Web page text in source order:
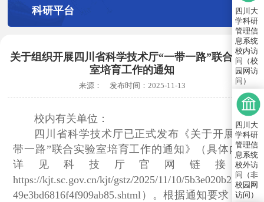
科研平台
关于组织开展四川省科学技术厅“一带一路”联合实验
室培育工作的通知
来源： 发布时间： 2025-11-13
校内有关单位：
四川省科学技术厅已正式发布《关于开展“一
带一路”联合实验室培育工作的通知》（具体内容
详见科技厅官网链接：
https://kjt.sc.gov.cn/kjt/gstz/2025/11/10/5b3e020b2ab0
49e3bd6816f4f909ab85.shtml）。根据通知要求，本
四川大
学科研
管理信
息系统
校内访
问（校
园网访
问）
四川大
学科研
管理信
息系统
校外访
问（非
校园网
访问）